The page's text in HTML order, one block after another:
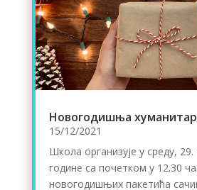
Новогодишња
15/12/2021
Школа организује у среду, 29.
године са почетком у 12.30
новогодишњих пакетића